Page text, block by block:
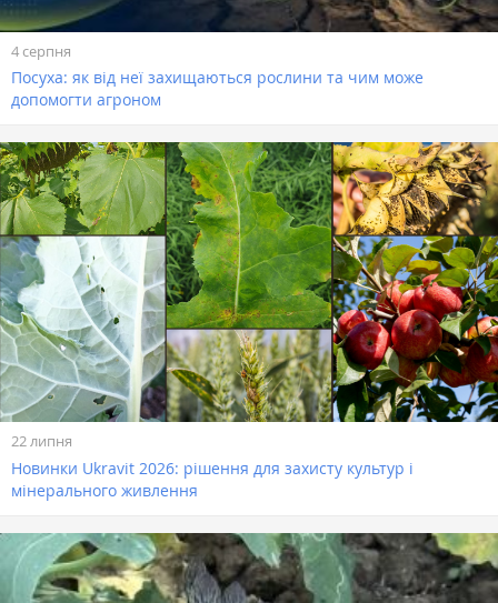
4 серпня
Посуха: як від неї захищаються рослини та чим може
допомогти агроном
22 липня
Новинки Ukravit 2026: рішення для захисту культур і
мінерального живлення